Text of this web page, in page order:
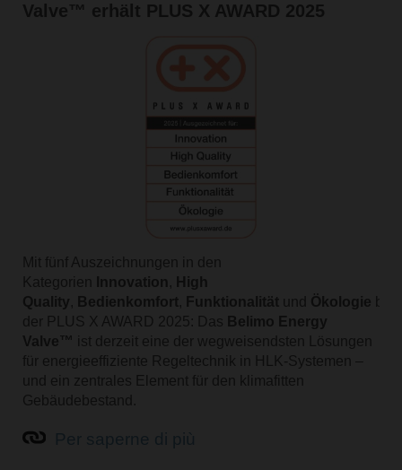
Valve™ erhält PLUS X AWARD 2025
Mit fünf Auszeichnungen in den
Kategorien
Innovation , High
Quality, Bedienkomfort, Funktionalitätund Ökologie
der PLUS X AWARD 2025: Das Belimo Energy
Valve™ ist derzeit eine der wegweisendsten Lösungen
für energieeffiziente Regeltechnik in HLK-Systemen –
und ein zentrales Element für den klimafitten
Gebäudebestand.